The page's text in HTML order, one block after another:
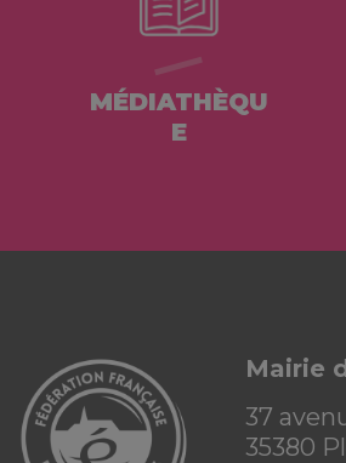
MÉDIATHÈQU
E
Mairie
37
35380